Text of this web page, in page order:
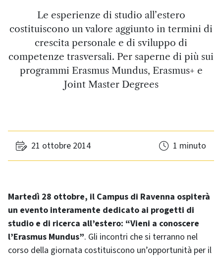
Le esperienze di studio all’estero
costituiscono un valore aggiunto in termini di
crescita personale e di sviluppo di
competenze trasversali. Per saperne di più sui
programmi Erasmus Mundus, Erasmus+ e
Joint Master Degrees
21 ottobre 2014 1 minuto
Martedì 28 ottobre, il Campus di Ravenna ospiterà
un evento interamente dedicato ai progetti di
studio e di ricerca all’estero: “Vieni a conoscere
l’Erasmus Mundus”. Gli incontri che si terranno nel
corso della giornata costituiscono un’opportunità per il